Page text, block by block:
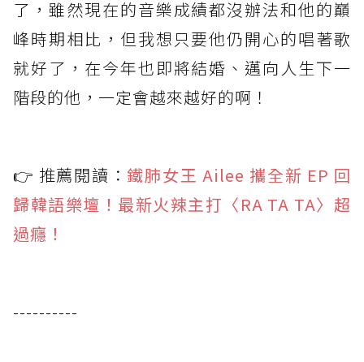
了，雖然現在的音樂成績都沒辦法和他的巔
峰時期相比，但我想只要他仍開心的唱著歌
就好了，在今年也即將結婚、邁向人生下一
階段的他，一定會越來越好的啊！
👉 推薦閱讀： 鐵肺女王 Ailee 攜全新 EP 回
歸韓語樂壇！最新火辣主打〈RA TA TA〉超
過癮！
----------